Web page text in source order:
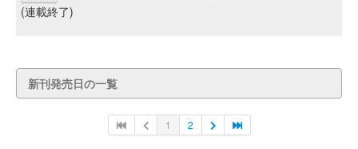
(連載終了)
新刊発売日の一覧
1 2